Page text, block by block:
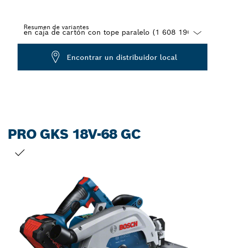
Resumen de variantes
Dropdown
Encontrar un distribuidor local
PRO GKS 18V-68 GC